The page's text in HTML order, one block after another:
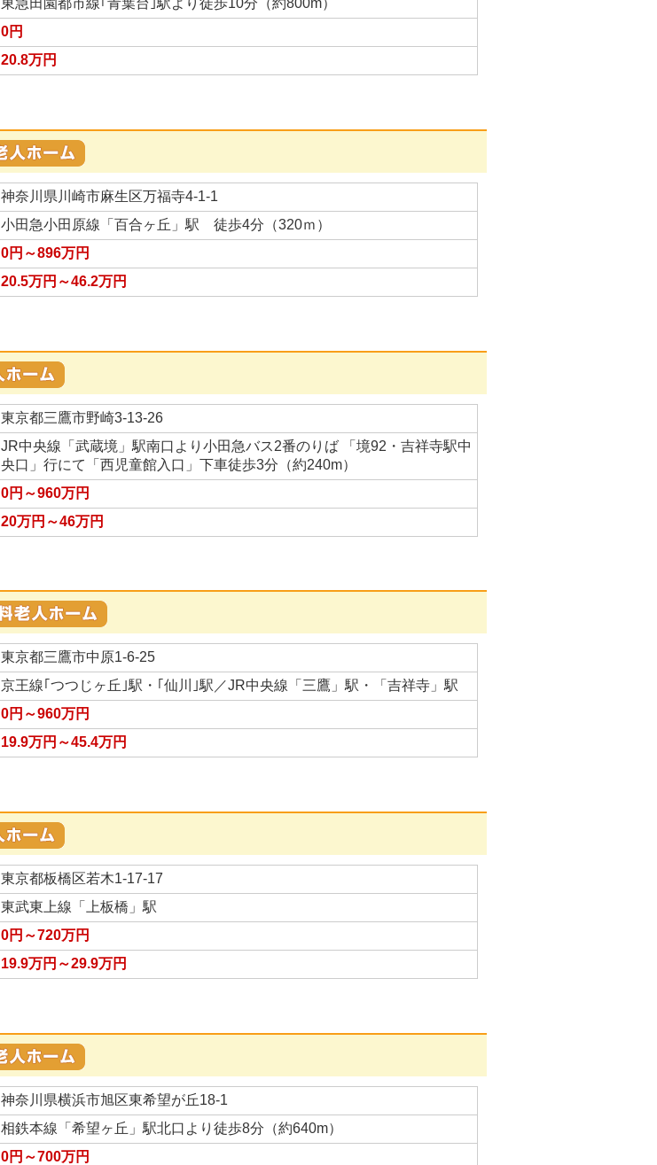
東急田園都市線｢青葉台｣駅より徒歩10分（約800m）
0円
20.8万円
神奈川県川崎市麻生区万福寺4-1-1
小田急小田原線「百合ヶ丘」駅 徒歩4分（320ｍ）
0円～896万円
20.5万円～46.2万円
東京都三鷹市野崎3-13-26
JR中央線「武蔵境」駅南口より小田急バス2番のりば 「境92・吉祥寺駅中
央口」行にて「西児童館入口」下車徒歩3分（約240m）
0円～960万円
20万円～46万円
東京都三鷹市中原1-6-25
京王線｢つつじヶ丘｣駅・｢仙川｣駅／JR中央線「三鷹」駅・「吉祥寺」駅
0円～960万円
19.9万円～45.4万円
東京都板橋区若木1-17-17
東武東上線「上板橋」駅
0円～720万円
19.9万円～29.9万円
神奈川県横浜市旭区東希望が丘18-1
相鉄本線「希望ヶ丘」駅北口より徒歩8分（約640m）
0円～700万円